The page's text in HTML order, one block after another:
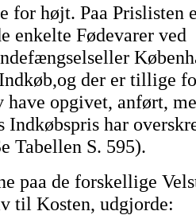
for højt. Paa Prislisten
enkelte Fødevarer ved
der er tillige
have opgivet, anført,
Indkøbspris har
Tabellen S. 595).
paa de forskellige
til Kosten, udgjorde: